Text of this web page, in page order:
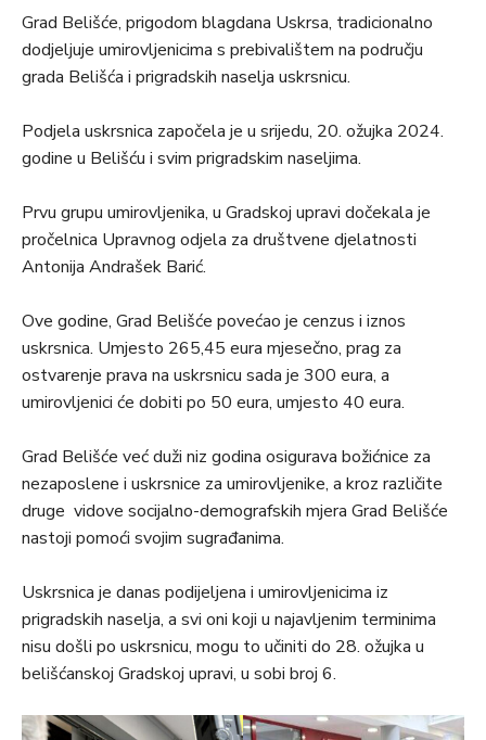
Grad Belišće, prigodom blagdana Uskrsa, tradicionalno
dodjeljuje umirovljenicima s prebivalištem na području
grada Belišća i prigradskih naselja uskrsnicu.
Podjela uskrsnica započela je u srijedu, 20. ožujka 2024.
godine u Belišću i svim prigradskim naseljima.
Prvu grupu umirovljenika, u Gradskoj upravi dočekala je
pročelnica Upravnog odjela za društvene djelatnosti
Antonija Andrašek Barić.
Ove godine, Grad Belišće povećao je cenzus i iznos
uskrsnica. Umjesto 265,45 eura mjesečno, prag za
ostvarenje prava na uskrsnicu sada je 300 eura, a
umirovljenici će dobiti po 50 eura, umjesto 40 eura.
Grad Belišće već duži niz godina osigurava božićnice za
nezaposlene i uskrsnice za umirovljenike, a kroz različite
druge vidove socijalno-demografskih mjera Grad Belišće
nastoji pomoći svojim sugrađanima.
Uskrsnica je danas podijeljena i umirovljenicima iz
prigradskih naselja, a svi oni koji u najavljenim terminima
nisu došli po uskrsnicu, mogu to učiniti do 28. ožujka u
belišćanskoj Gradskoj upravi, u sobi broj 6.